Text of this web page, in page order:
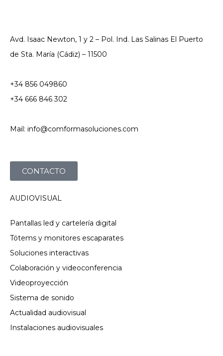
Avd. Isaac Newton, 1 y 2 – Pol. Ind. Las Salinas El Puerto
de Sta. María (Cádiz) – 11500
+34 856 049860
+34 666 846 302
Mail: info@comformasoluciones.com
CONTACTO
AUDIOVISUAL
Pantallas led y cartelería digital
Tótems y monitores escaparates
Soluciones interactivas
Colaboración y videoconferencia
Videoproyección
Sistema de sonido
Actualidad audiovisual
Instalaciones audiovisuales